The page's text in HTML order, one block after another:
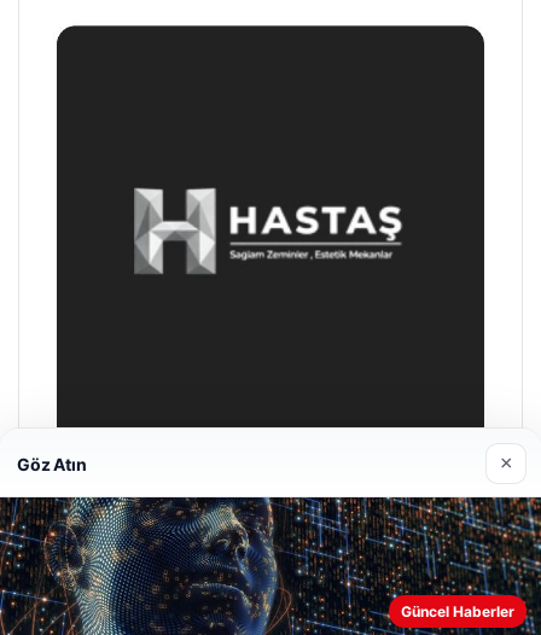
Prenses Night Club
29/04/2026
Web sitemizi nasıl kullandığınızı daha iyi anlayabilmek,
Göz Atın ×
Güncel Haberler